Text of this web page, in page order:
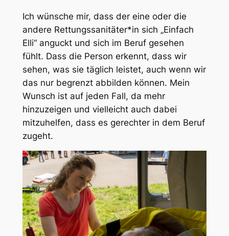
Ich wünsche mir, dass der eine oder die
andere Rettungssanitäter*in sich „Einfach
Elli“ anguckt und sich im Beruf gesehen
fühlt. Dass die Person erkennt, dass wir
sehen, was sie täglich leistet, auch wenn wir
das nur begrenzt abbilden können. Mein
Wunsch ist auf jeden Fall, da mehr
hinzuzeigen und vielleicht auch dabei
mitzuhelfen, dass es gerechter in dem Beruf
zugeht.